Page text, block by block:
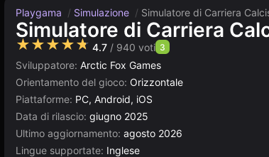
Playgama / Simulazione / Simulatore di Carriera
Simulatore di Carriera
★★★★★ 4.7 / 940 voti 3
Sviluppatore: Arctic Fox Games
Orientamento del gioco: Orizzontale
Piattaforme: PC, Android, iOS
Data di rilascio: giugno 2025
Ultimo aggiornamento: agosto 2026
Lingue supportate: Inglese